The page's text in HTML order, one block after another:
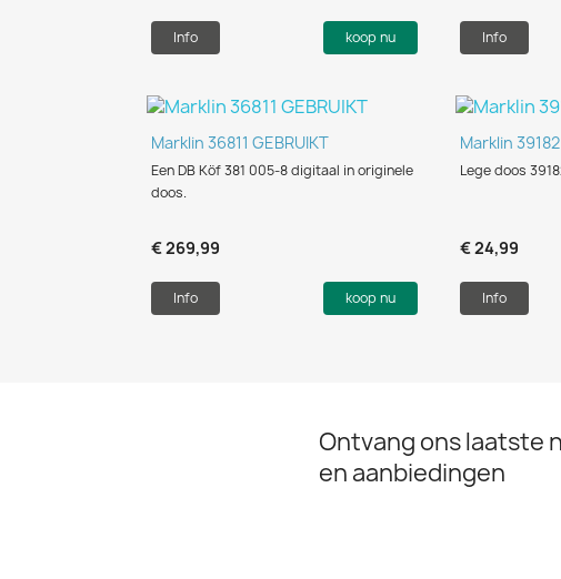
Info koop nu Info
Snel bekijken
Marklin 36811 GEBRUIKT
Een DB Köf 381 005-8 digitaal in originele
doos.
€ 269,99
Info koop nu

Marklin
Lege doos
€ 24,99
Info
Ontvang ons laatste
en aanbiedingen